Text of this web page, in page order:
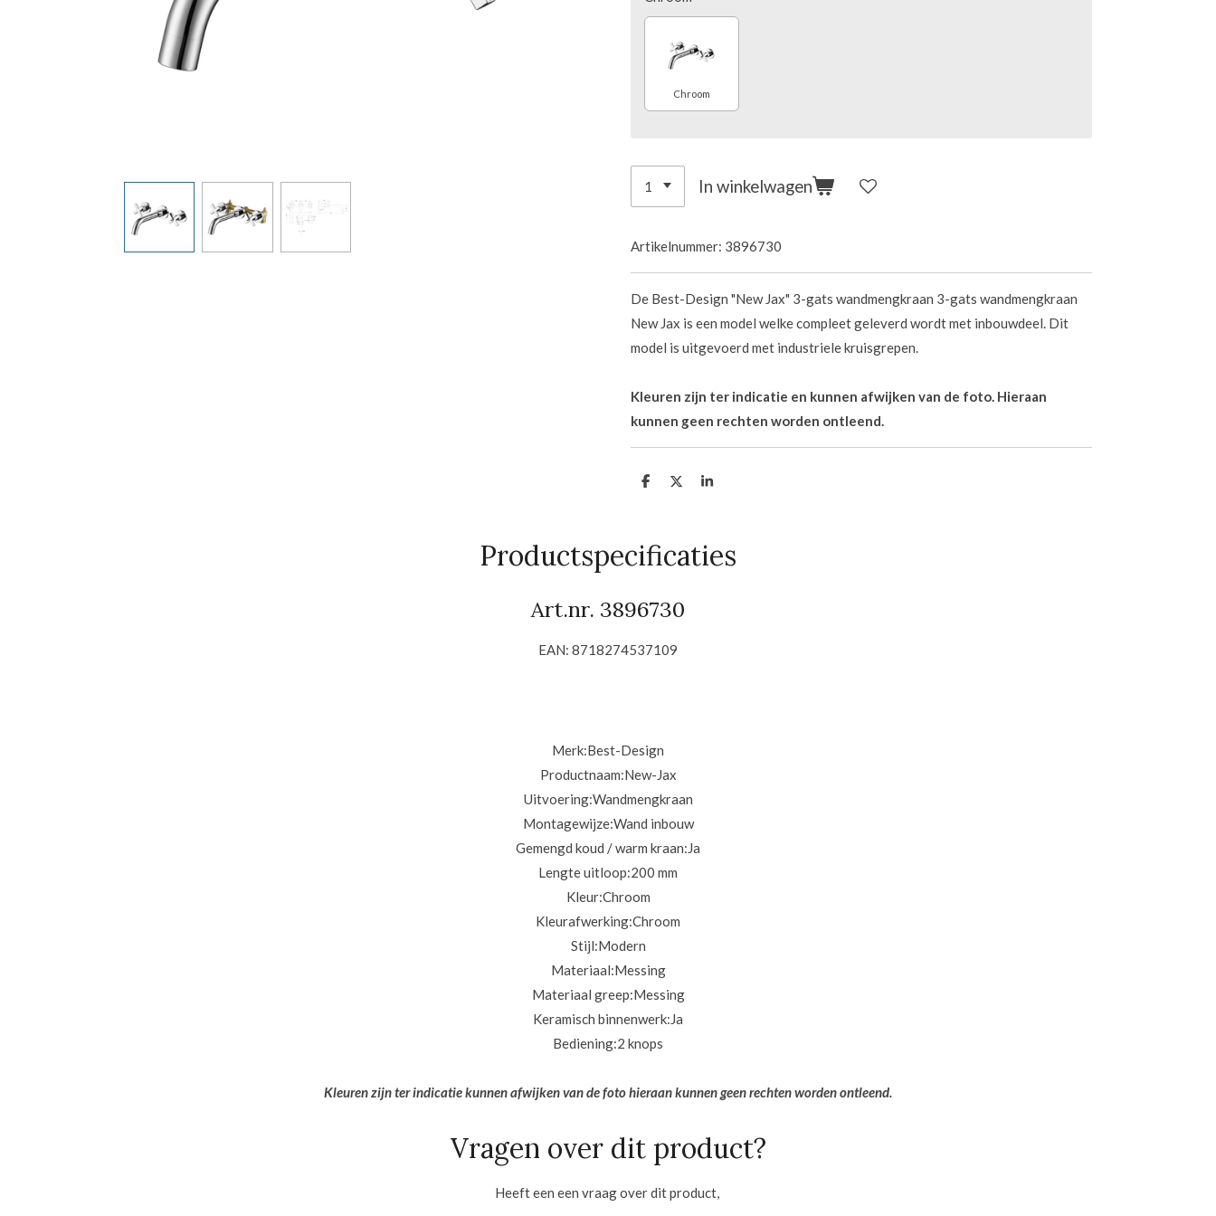
Chroom
In winkelwagen
Artikelnummer: 3896730
De Best-Design "New Jax" 3-gats wandmengkraan 3-gats wandmengkraan
New Jax is een model welke compleet geleverd wordt met inbouwdeel. Dit
model is uitgevoerd met industriele kruisgrepen.
Kleuren zijn ter indicatie en kunnen afwijken van de foto. Hieraan
kunnen geen rechten worden ontleend.
D
D
S
Productspecificaties
Art.nr. 3896730
EAN: 8718274537109
Merk:Best-Design
Productnaam:New-Jax
Uitvoering:Wandmengkraan
Montagewijze:Wand inbouw
Gemengd koud / warm kraan:Ja
Lengte uitloop:200 mm
Kleur:Chroom
Kleurafwerking:Chroom
Stijl:Modern
Materiaal:Messing
Materiaal greep:Messing
Keramisch binnenwerk:Ja
Bediening:2 knops
Kleuren zijn ter indicatie kunnen afwijken van de foto hieraan kunnen geen rechten worden ontleend.
Vragen over dit product?
Heeft een een vraag over dit product,